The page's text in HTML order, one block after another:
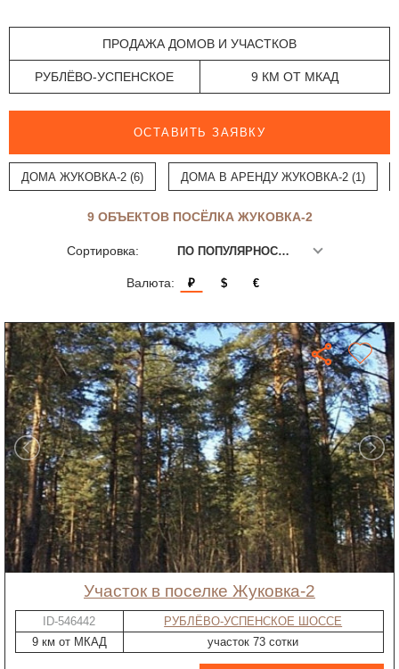
ПРОДАЖА ДОМОВ И УЧАСТКОВ
РУБЛЁВО-УСПЕНСКОЕ 9 КМ ОТ МКАД
ОСТАВИТЬ ЗАЯВКУ
ДОМА ЖУКОВКА-2 (6) ДОМА В АРЕНДУ ЖУКОВКА-2 (1)
9 ОБЪЕКТОВ ПОСЁЛКА ЖУКОВКА-2
Сортировка: ПО ПОПУЛЯРНОСТИ
Валюта: ₽ $ €
участок в поселке Жуковка-2
ID-546442
РУБЛЁВО-УСПЕНСКОЕ ШОССЕ
9 км от МКАД
участок 73 сотки